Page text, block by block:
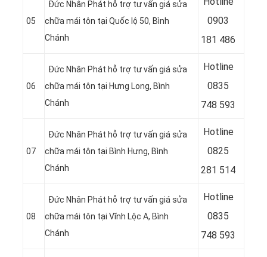
05
Đức Nhân Phát hỗ trợ tư vấn giá sửa
chữa mái tôn tại Quốc lộ 50, Bình
Chánh
0903
181 486
06
Đức Nhân Phát hỗ trợ tư vấn giá sửa
chữa mái tôn tại Hưng Long, Bình
Chánh
Hotline
0835
748 593
07
Đức Nhân Phát hỗ trợ tư vấn giá sửa
chữa mái tôn tại Bình Hưng, Bình
Chánh
Hotline
0825
281 514
08
Đức Nhân Phát hỗ trợ tư vấn giá sửa
chữa mái tôn tại Vĩnh Lộc A, Bình
Chánh
Hotline
0835
748 593